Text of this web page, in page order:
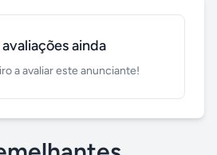
ainda
a avaliar este anunciante!